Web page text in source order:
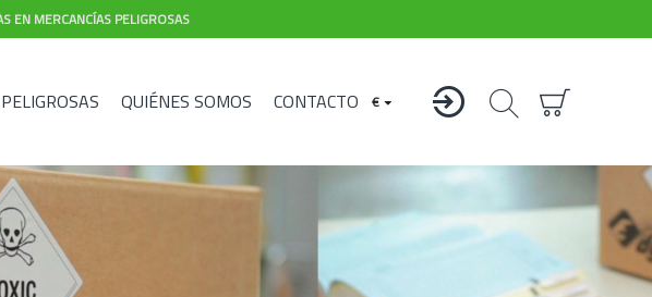
EN MERCANCÍAS PELIGROSAS
QUIÉNES SOMOS CONTACTO €